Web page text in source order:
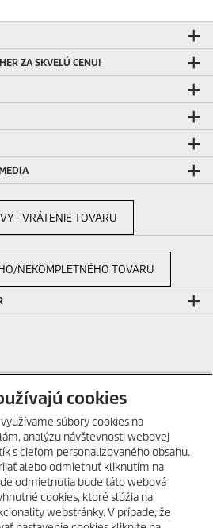
HORÚCE LETO S KÄRCHER
POKRAČUJE!
Získajte svoje obľúbené
nezľavnené produkty Home and
ZA SKVELÚ CENU!
- VRÁTENIE TOVARU
NEKOMPLETNÉHO TOVARU
nájmu
montážne a záručné podmienky pre
cookies
súbory cookies na
analýzu návštevnosti webovej
s cieľom personalizovaného obsahu.
alebo odmietnuť kliknutím na
odmietnutia bude táto webová
cookies, ktoré slúžia na
webstránky. V prípade, že